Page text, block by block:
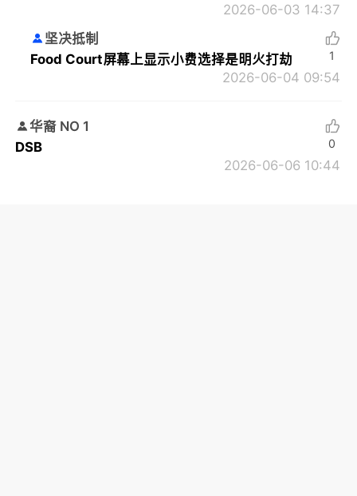
2026-06-03 14:37
坚决抵制
Food Court屏幕上显示小费选择是明火打劫
2026-06-04 09:54
1
华裔 NO 1
DSB
2026-06-06 10:44
0